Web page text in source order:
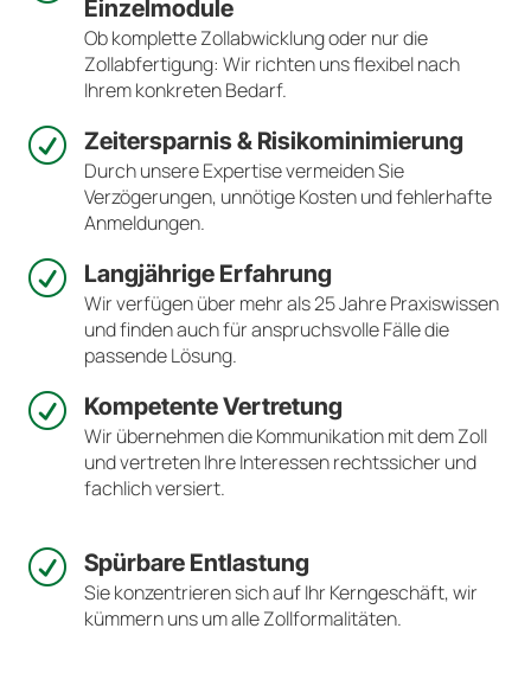
Einzelmodule
Ob komplette Zollabwicklung oder nur die
Zollabfertigung: Wir richten uns flexibel nach
Ihrem konkreten Bedarf.
R Zeitersparnis & Risikominimierung
Durch unsere Expertise vermeiden Sie
Verzögerungen, unnötige Kosten und fehlerhafte
Anmeldungen.
R Langjährige Erfahrung
Wir verfügen über mehr als 25 Jahre Praxiswissen
und finden auch für anspruchsvolle Fälle die
passende Lösung.
R Kompetente Vertretung
Wir übernehmen die Kommunikation mit dem Zoll
und vertreten Ihre Interessen rechtssicher und
fachlich versiert.
R Spürbare Entlastung
Sie konzentrieren sich auf Ihr Kerngeschäft, wir
kümmern uns um alle Zollformalitäten.